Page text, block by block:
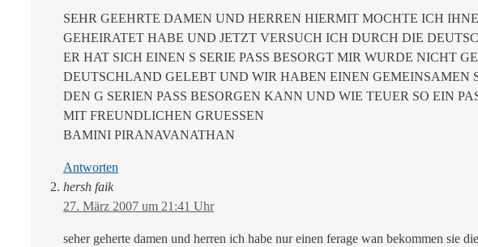
SEHR GEEHRTE DAMEN UND HERREN HIERMIT MOCHTE ICH
GEHEIRATET HABE UND JETZT VERSUCH ICH DURCH DIE
ER HAT SICH EINEN S SERIE PASS BESORGT MIR WURDE NICHT
DEUTSCHLAND GELEBT UND WIR HABEN EINEN GEMEINSAMEN
DEN G SERIEN PASS BESORGEN KANN UND WIE TEUER SO EIN
MIT FREUNDLICHEN GRUESSEN
BAMINI PIRANAVANATHAN
Antworten
hersh faik
27. März 2007 um 21:41 Uhr
seher geherte damen und herren ich habe nur einen ferage wan bekommen sie